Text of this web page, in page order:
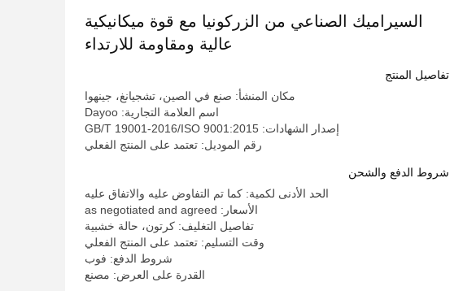
السيراميك الصناعي من الزركونيا مع قوة ميكانيكية
عالية ومقاومة للارتداء
تفاصيل المنتج
مكان المنشأ: صنع في الصين، تشجيانغ، جينهوا
اسم العلامة التجارية: Dayoo
إصدار الشهادات: GB/T 19001-2016/ISO 9001:2015
رقم الموديل: تعتمد على المنتج الفعلي
شروط الدفع والشحن
الحد الأدنى لكمية: كما تم التفاوض عليه والاتفاق عليه
الأسعار: as negotiated and agreed
تفاصيل التغليف: كرتون، حالة خشبية
وقت التسليم: تعتمد على المنتج الفعلي
شروط الدفع: فوب
القدرة على العرض: مصنع